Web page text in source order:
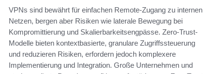
VPNs sind bewährt für einfachen Remote-Zugang zu internen
Netzen, bergen aber Risiken wie laterale Bewegung bei
Kompromittierung und Skalierbarkeitsengpässe. Zero-Trust-
Modelle bieten kontextbasierte, granulare Zugriffssteuerung
und reduzieren Risiken, erfordern jedoch komplexere
Implementierung und Integration. Große Unternehmen und